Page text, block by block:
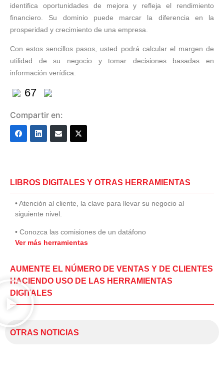
identifica oportunidades de mejora y refleja el rendimiento
financiero. Su dominio puede marcar la diferencia en la
prosperidad y crecimiento de una empresa.
Con estos sencillos pasos, usted podrá calcular el margen de
utilidad de su negocio y tomar decisiones basadas en
información verídica.
67
Compartir en:
LIBROS DIGITALES Y OTRAS HERRAMIENTAS
• Atención al cliente, la clave para llevar su negocio al
siguiente nivel.
• Conozca las comisiones de un datáfono
Ver más herramientas
AUMENTE EL NÚMERO DE VENTAS Y DE CLIENTES
HACIENDO USO DE LAS HERRAMIENTAS
DIGITALES
OTRAS NOTICIAS